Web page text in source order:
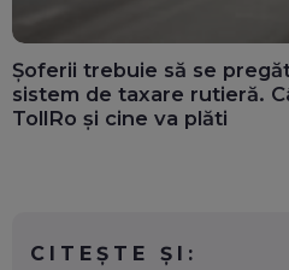
Șoferii trebuie să se
sistem de taxare rutieră.
TollRo și cine va plăti
CITEȘTE ȘI: